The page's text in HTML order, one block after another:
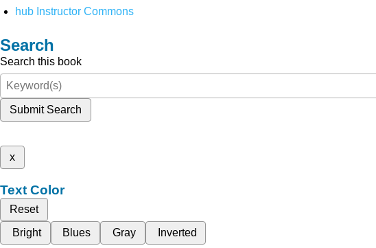
hub Instructor Commons
Search
Search this book
Submit Search
x
Text Color
Reset
Bright
Blues Gray Inverted